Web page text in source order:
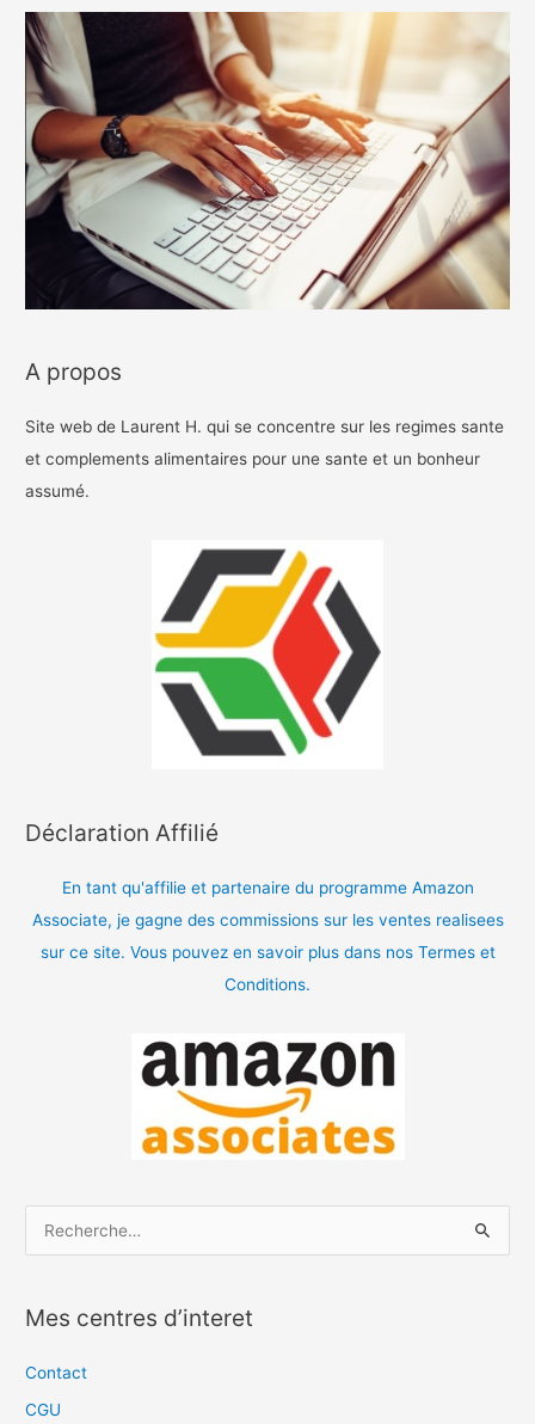
A propos
Site web de Laurent H. qui se concentre sur les regimes sante
et complements alimentaires pour une sante et un bonheur
assumé.
Déclaration Affilié
En tant qu'affilie et partenaire du programme Amazon
Associate, je gagne des commissions sur les ventes realisees
sur ce site. Vous pouvez en savoir plus dans nos Termes et
Conditions.
h
e
Mes centres d’interet
Contact
CGU